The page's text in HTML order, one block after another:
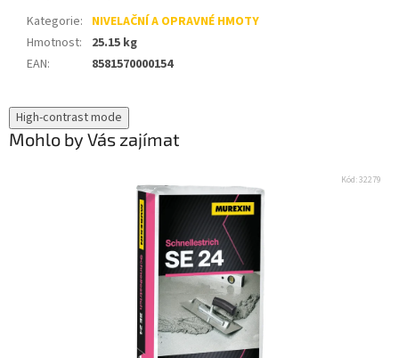
High-contrast mode
Mohlo by Vás zajímat
Kód:32279
Kategorie: NIVELAČNÍ A OPRAVNÉ HMOTY
Hmotnost:
25.15 kg
EAN: 8581570000154